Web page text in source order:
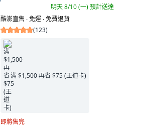
明天 8/10 (一)預計送達
酷澎直售 ∙ 免運 ∙ 免費退貨
(123)
满 $1,500 再省 $75 (王道卡)
即將售完